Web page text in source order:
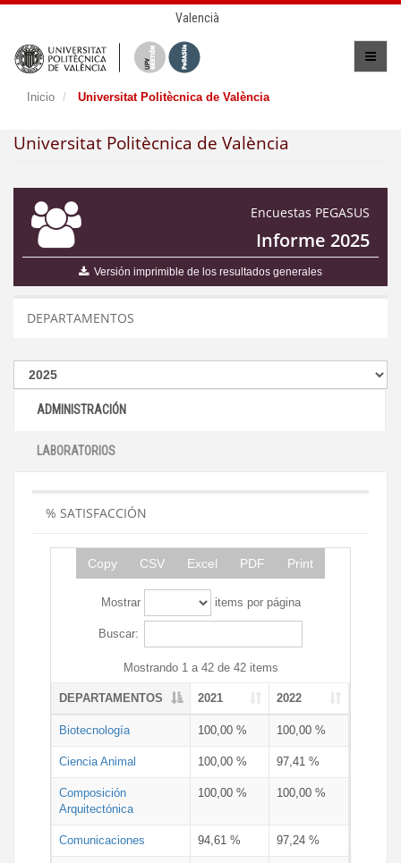
Valencià
Inicio Universitat Politècnica de València
Universitat Politècnica de València
Encuestas PEGASUS
Informe 2025
Versión imprimible de los resultados generales
DEPARTAMENTOS
ADMINISTRACIÓN
LABORATORIOS
% SATISFACCIÓN
Copy CSV Excel PDF Print
Mostrar items por página
Buscar:
Mostrando 1 a 42 de 42 items
DEPARTAMENTOS 2021 2022
Biotecnología 100,00 % 100,00 %
Ciencia Animal 100,00 % 97,41 %
Composición
Arquitectónica
100,00 % 100,00 %
Comunicaciones 94,61 % 97,24 %